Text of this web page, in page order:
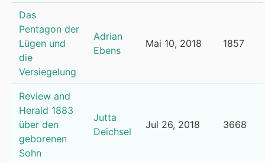
Das
Pentagon der
Lügen und
die
Versiegelung
Adrian
Ebens
Mai 10, 2018 1857
Review and
Herald 1883
über den
geborenen
Sohn
Jutta
Deichsel
Jul 26, 2018 3668